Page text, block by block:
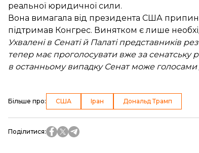
реальної юридичної сили.
Вона вимагала від президента США
підтримав Конгрес. Винятком є лише
Ухвалені в Сенаті й Палаті представників
тепер має проголосувати вже за сенатську
в останньому випадку Сенат може голосами
Більше про: США Іран Дональд Трамп
Поділитися: